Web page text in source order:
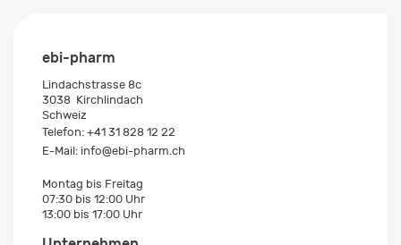
ebi-pharm
Lindachstrasse 8c
3038 Kirchlindach
Schweiz
Telefon: +41 31 828 12 22
E-Mail: info@ebi-pharm.ch
Montag bis Freitag
07:30 bis 12:00 Uhr
13:00 bis 17:00 Uhr